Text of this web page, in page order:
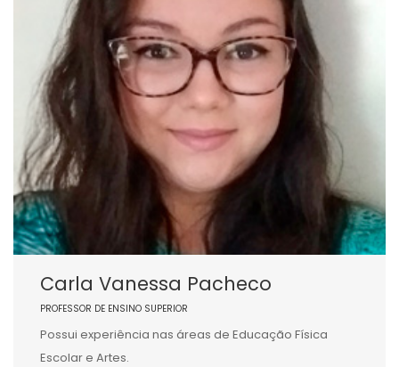
Carla Vanessa Pacheco
PROFESSOR DE ENSINO SUPERIOR
Possui experiência nas áreas de Educação Física
Escolar e Artes.